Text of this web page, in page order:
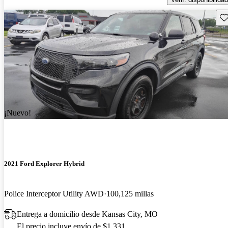
¡Nuevo!
2021 Ford Explorer Hybrid
Police Interceptor Utility AWD 100,125 millas
Entrega a domicilio desde Kansas City, MO